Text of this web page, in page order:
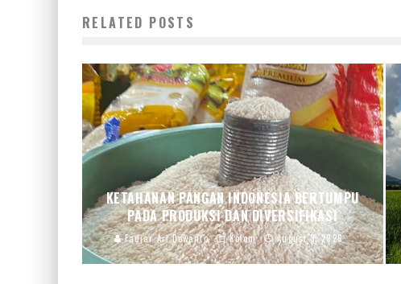
RELATED POSTS
KETAHANAN PANGAN INDONESIA BERTUMPU
PADA PRODUKSI DAN DIVERSIFIKASI
Fadjar Ari Dewanto Kolom August 3, 2026